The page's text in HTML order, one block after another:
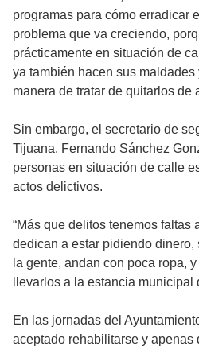
programas para cómo erradicar
problema que va creciendo,
prácticamente en situación de
ya también hacen sus maldades
manera de tratar de quitarlos de
Sin embargo, el secretario de
Tijuana, Fernando Sánchez
personas en situación de calle
actos delictivos.
“Más que delitos tenemos faltas
dedican a estar pidiendo dinero,
la gente, andan con poca ropa,
llevarlos a la estancia municipal
En las jornadas del
aceptado rehabilitarse y apenas